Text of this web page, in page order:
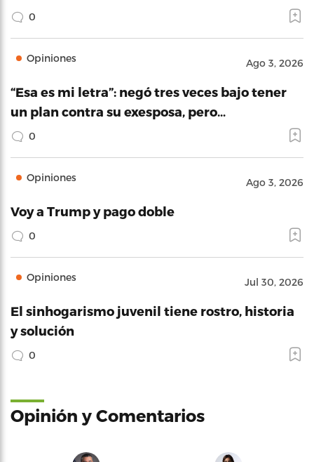
0
Opiniones Ago 3, 2026
“Esa es mi letra”: negó tres veces bajo tener
un plan contra su exesposa, pero…
0
Opiniones Ago 3, 2026
Voy a Trump y pago doble
0
Opiniones Jul 30, 2026
El sinhogarismo juvenil tiene rostro, historia
y solución
0
Opinión y Comentarios